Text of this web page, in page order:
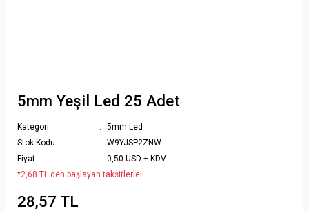
5mm Yeşil Led 25 Adet
Kategori
5mm Led
Stok Kodu
W9YJSP2ZNW
Fiyat
0,50 USD + KDV
*2,68 TL den başlayan taksitlerle!!
28,57 TL